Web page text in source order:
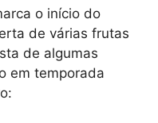
o início do
de várias frutas
de algumas
em temporada